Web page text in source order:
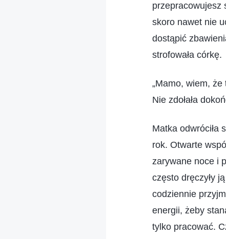
przepracowujesz
skoro nawet nie
dostąpić
strofowała córkę.
„Mamo, wiem,
Nie zdołała
Matka odwróciła
rok. Otwarte
zarywane noce i
często dręczyły
codziennie
energii, żeby
tylko pracować.